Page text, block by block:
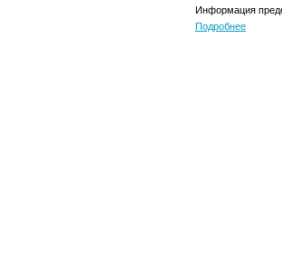
Информация
Подробнее